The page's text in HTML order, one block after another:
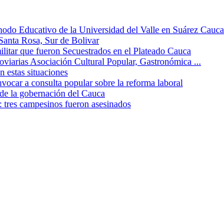
Educativo de la Universidad del Valle en Suárez Cauca
Rosa, Sur de Bolivar
que fueron Secuestrados en el Plateado Cauca
Asociación Cultural Popular, Gastronómica ...
estas situaciones
a consulta popular sobre la reforma laboral
la gobernación del Cauca
campesinos fueron asesinados